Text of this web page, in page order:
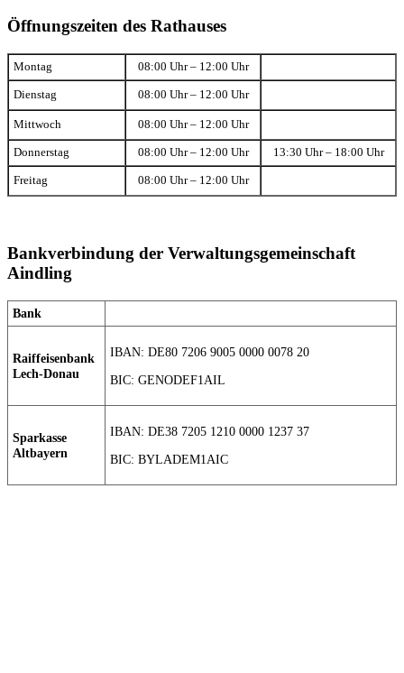
Öffnungszeiten des Rathauses
Montag 08:00 Uhr – 12:00 Uhr
Dienstag 08:00 Uhr – 12:00 Uhr
Mittwoch 08:00 Uhr – 12:00 Uhr
Donnerstag 08:00 Uhr – 12:00 Uhr 13:30 Uhr – 18:00 Uhr
Freitag 08:00 Uhr – 12:00 Uhr
Bankverbindung der Verwaltungsgemeinschaft
Aindling
Bank
Raiffeisenbank
Lech-Donau
IBAN: DE80 7206 9005 0000 0078 20
BIC: GENODEF1AIL
Sparkasse
Altbayern
IBAN: DE38 7205 1210 0000 1237 37
BIC: BYLADEM1AIC